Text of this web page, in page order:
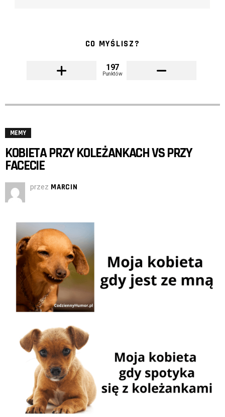
CO MYŚLISZ?
197
Punktów
MEMY
KOBIETA PRZY KOLEŻANKACH VS PRZY
FACECIE
przez MARCIN